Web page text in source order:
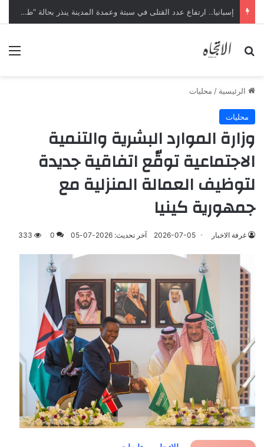
إسبانيا.. ارتفاع عدد القتلى في سبتة وعمدة المدينة ينذر بحالة “طوارئ إنسانية”
بحث عن
الرئيسية / محليات
محليات
وزارة الموارد البشرية والتنمية
الاجتماعية توقّع اتفاقية جديدة
لتوظيف العمالة المنزلية مع
جمهورية كينيا
غرفة الاخبار 2026-07-05 آخر تحديث: 2026-07-05 0
333